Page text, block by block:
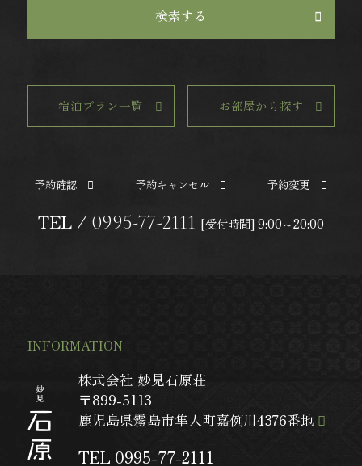
検索する
宿泊プラン一覧 お部屋から探す
予約確認 予約キャンセル 予約変更
TEL / 0995-77-2111 [受付時間] 9:00～20:00
INFORMATION
株式会社 妙見石原荘
〒899-5113
鹿児島県霧島市隼人町嘉例川4376番地
TEL 0995-77-2111